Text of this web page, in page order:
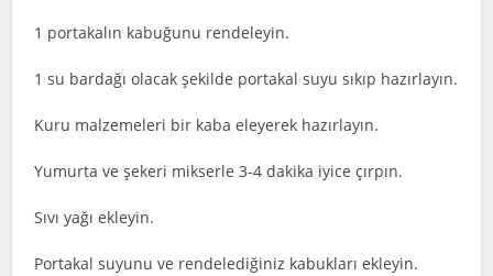
1 portakalın kabuğunu rendeleyin.
1 su bardağı olacak şekilde portakal suyu sıkıp hazırlayın.
Kuru malzemeleri bir kaba eleyerek hazırlayın.
Yumurta ve şekeri mikserle 3-4 dakika iyice çırpın.
Sıvı yağı ekleyin.
Portakal suyunu ve rendelediğiniz kabukları ekleyin.